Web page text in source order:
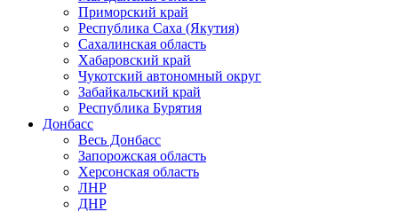
Приморский край
Республика Саха (Якутия)
Сахалинская область
Хабаровский край
Чукотский автономный округ
Забайкальский край
Республика Бурятия
Донбасс
Весь Донбасс
Запорожская область
Херсонская область
ЛНР
ДНР